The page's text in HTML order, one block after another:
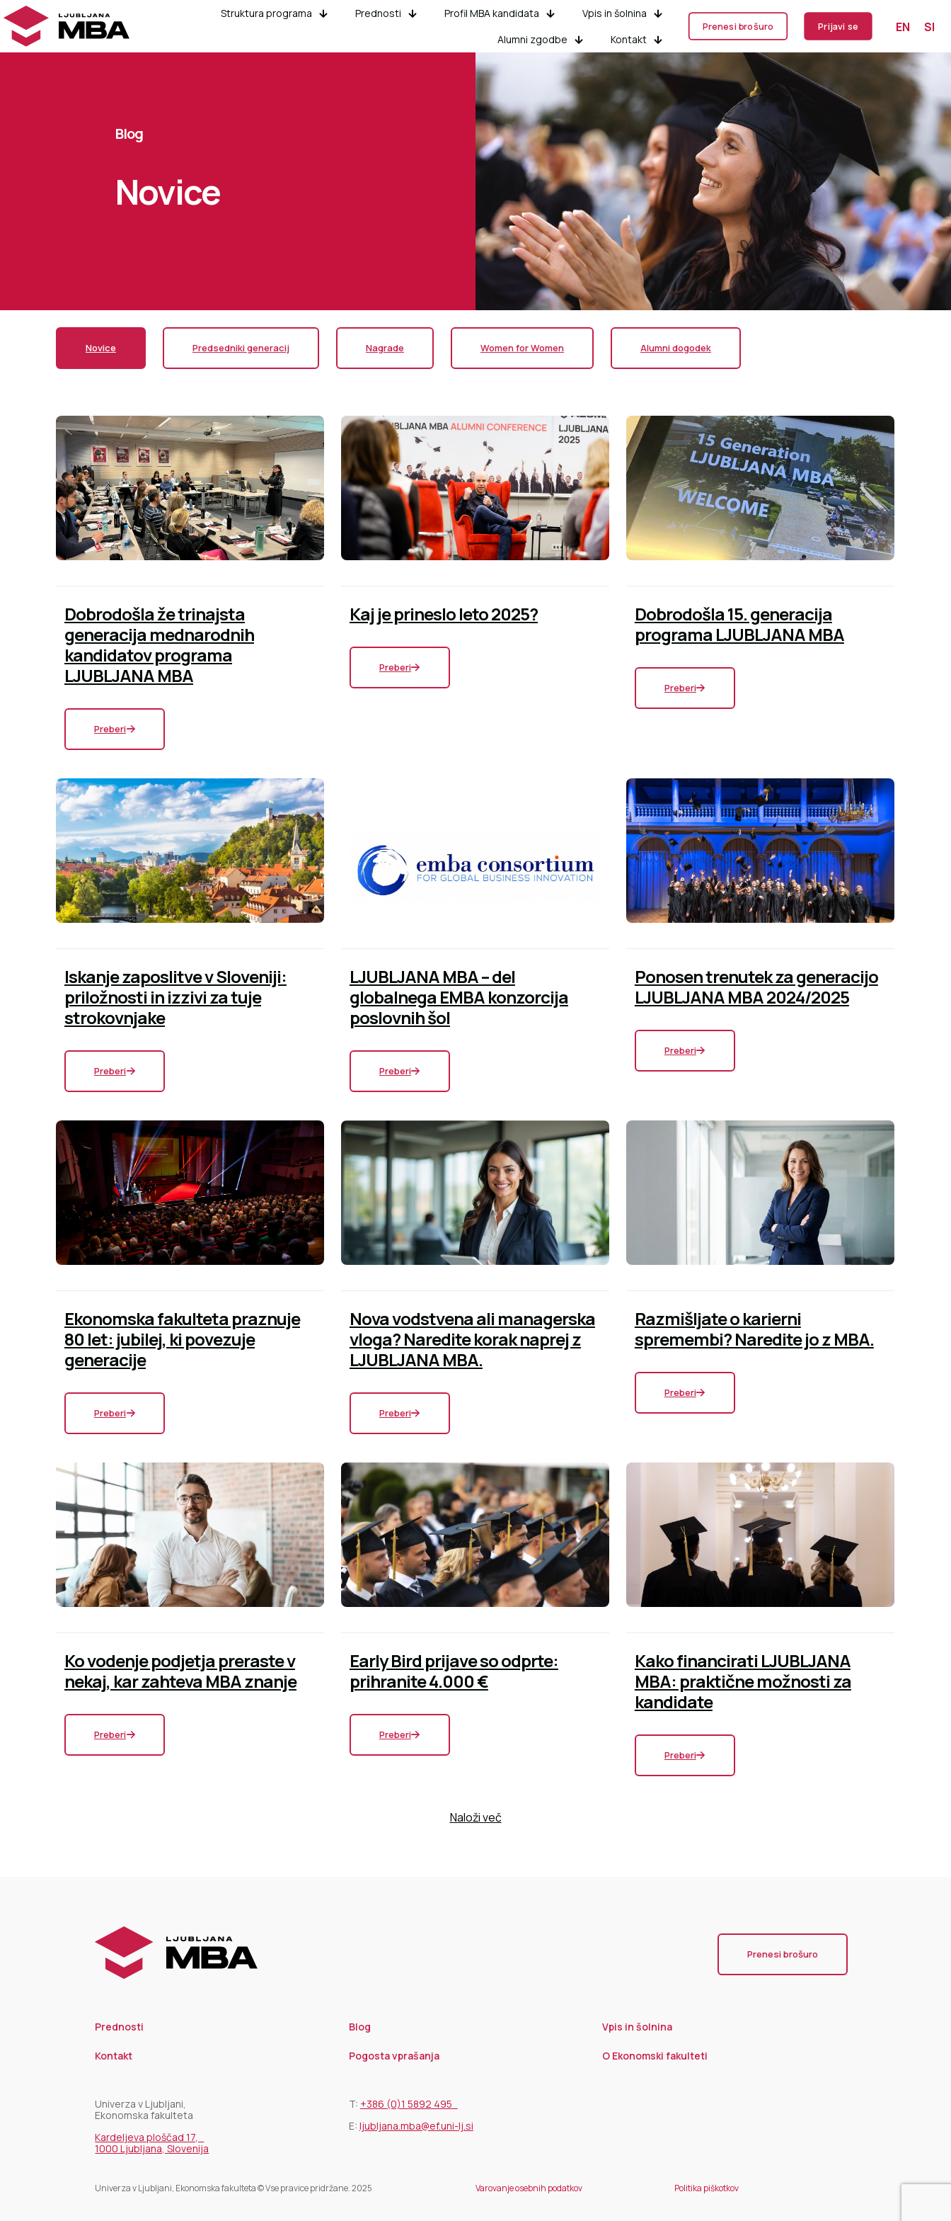
Struktura programa Prednosti Profil MBA kandidata
Vpis in šolnina
Alumni zgodbe
Kontakt
Prenesi brošuro Prijavi se EN SI
Blog
Novice
Novice Predsedniki generacij Nagrade Women for Women Alumni dogodek
Dobrodošla že trinajsta
generacija mednarodnih
kandidatov programa
LJUBLJANA MBA
Preberi
Kaj je prineslo leto 2025?
Preberi
Dobrodošla 15. generacija
programa LJUBLJANA MBA
Preberi
Iskanje zaposlitve v Sloveniji:
priložnosti in izzivi za tuje
strokovnjake
Preberi
LJUBLJANA MBA – del
globalnega EMBA konzorcija
poslovnih šol
Preberi
Ponosen trenutek za generacijo
LJUBLJANA MBA 2024/2025
Preberi
Ekonomska fakulteta praznuje
80 let: jubilej, ki povezuje
generacije
Preberi
Nova vodstvena ali managerska
vloga? Naredite korak naprej z
LJUBLJANA MBA.
Preberi
Razmišljate o karierni
spremembi? Naredite jo z MBA.
Preberi
Ko vodenje podjetja preraste v
nekaj, kar zahteva MBA znanje
Preberi
Early Bird prijave so odprte:
prihranite 4.000 €
Preberi
Kako financirati LJUBLJANA
MBA: praktične možnosti za
kandidate
Preberi
Naloži več
Prenesi brošuro
Prednosti
Kontakt
Univerza v Ljubljani,
Ekonomska fakulteta
Kardeljeva ploščad 17,
1000 Ljubljana, Slovenija
Blog
Pogosta vprašanja
T: +386 (0)1 5892 495
E: ljubljana.mba@ef.uni-lj.si
Vpis in šolnina
O Ekonomski fakulteti
Univerza v Ljubljani, Ekonomska fakulteta © Vse pravice pridržane. 2025 Varovanje osebnih podatkov Politika piškotkov